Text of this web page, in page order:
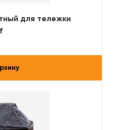
для тележки